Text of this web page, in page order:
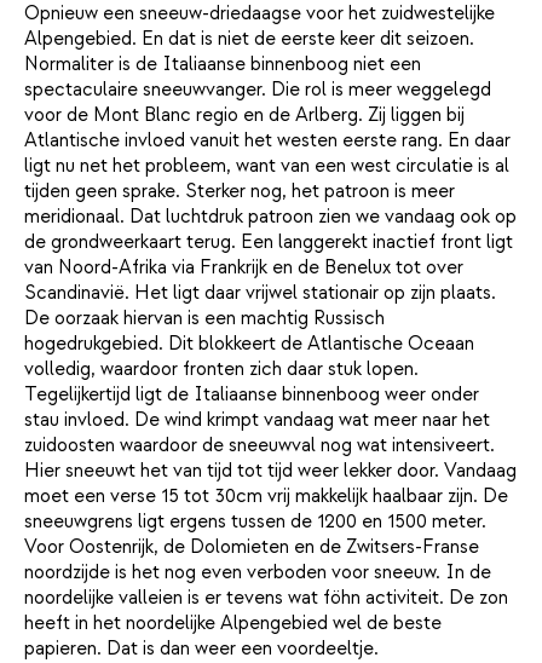
Opnieuw een sneeuw-driedaagse voor het zuidwestelijke
Alpengebied. En dat is niet de eerste keer dit seizoen.
Normaliter is de Italiaanse binnenboog niet een
spectaculaire sneeuwvanger. Die rol is meer weggelegd
voor de Mont Blanc regio en de Arlberg. Zij liggen bij
Atlantische invloed vanuit het westen eerste rang. En daar
ligt nu net het probleem, want van een west circulatie is al
tijden geen sprake. Sterker nog, het patroon is meer
meridionaal. Dat luchtdruk patroon zien we vandaag ook op
de grondweerkaart terug. Een langgerekt inactief front ligt
van Noord-Afrika via Frankrijk en de Benelux tot over
Scandinavië. Het ligt daar vrijwel stationair op zijn plaats.
De oorzaak hiervan is een machtig Russisch
hogedrukgebied. Dit blokkeert de Atlantische Oceaan
volledig, waardoor fronten zich daar stuk lopen.
Tegelijkertijd ligt de Italiaanse binnenboog weer onder
stau invloed. De wind krimpt vandaag wat meer naar het
zuidoosten waardoor de sneeuwval nog wat intensiveert.
Hier sneeuwt het van tijd tot tijd weer lekker door. Vandaag
moet een verse 15 tot 30cm vrij makkelijk haalbaar zijn. De
sneeuwgrens ligt ergens tussen de 1200 en 1500 meter.
Voor Oostenrijk, de Dolomieten en de Zwitsers-Franse
noordzijde is het nog even verboden voor sneeuw. In de
noordelijke valleien is er tevens wat föhn activiteit. De zon
heeft in het noordelijke Alpengebied wel de beste
papieren. Dat is dan weer een voordeeltje.